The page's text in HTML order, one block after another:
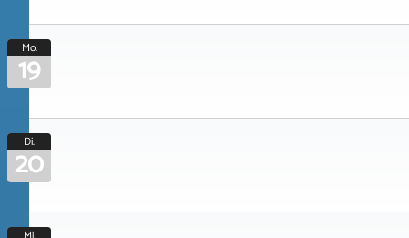
Mo.
19
Di.
20